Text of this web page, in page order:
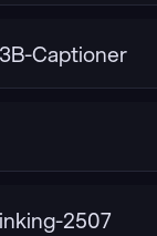
Captioner
2507